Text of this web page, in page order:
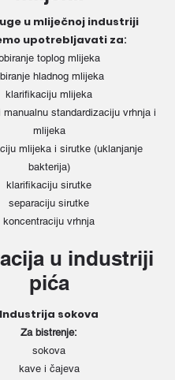
u mliječnoj industriji
upotrebljavati za:
toplog mlijeka
hladnog mlijeka
klarifikaciju mlijeka
standardizaciju vrhnja i
mlijeka
mlijeka i sirutke (uklanjanje
bakterija)
klarifikaciju sirutke
separaciju sirutke
koncentraciju vrhnja
u industriji
pića
Industrija sokova
Za bistrenje:
sokova
kave i čajeva